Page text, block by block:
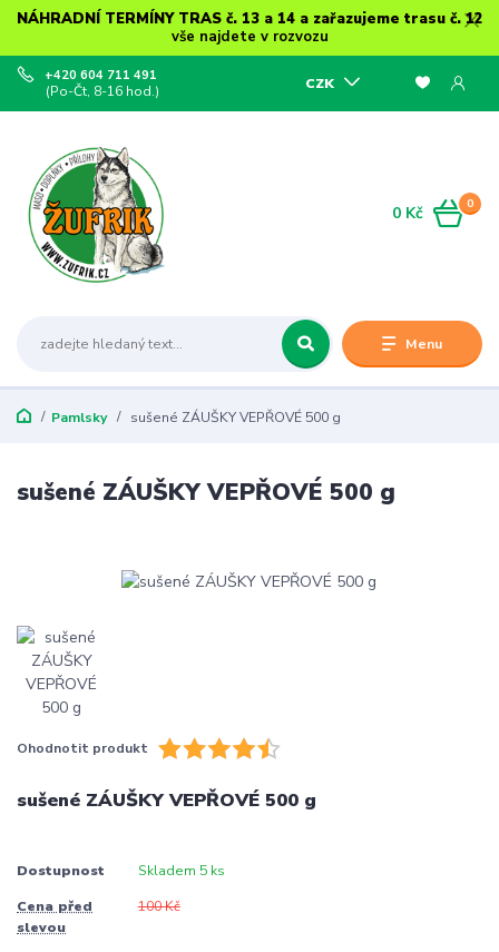
NÁHRADNÍ TERMÍNY TRAS č. 13 a 14 a zařazujeme trasu č. 12
vše najdete v rozvozu
Menu
CZK
+420 604 711 491
(Po-Čt, 8-16 hod.)
0
0 Kč
Pamlsky sušené ZÁUŠKY VEPŘOVÉ 500 g
sušené ZÁUŠKY VEPŘOVÉ 500 g
Ohodnotit produkt
sušené ZÁUŠKY VEPŘOVÉ 500 g
Dostupnost Skladem 5 ks
Cena před
slevou
100 Kč